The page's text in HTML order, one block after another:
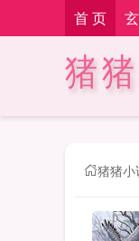
首 页
猪
猪猪小